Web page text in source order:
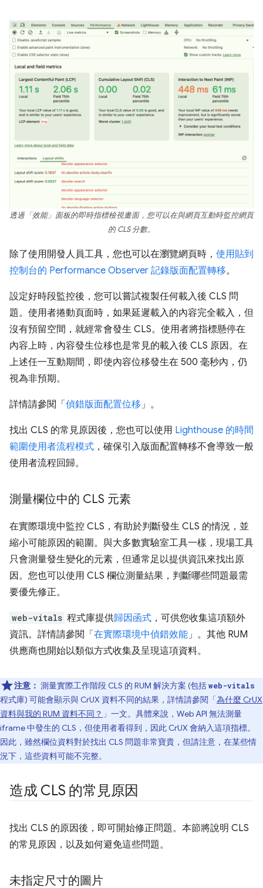
透過「效能」面板的即時指標檢視畫面，您可以在與網頁互動時監控網頁
的 CLS 分數。
除了使用開發人員工具，您也可以在瀏覽網頁時， 使用貼到
控制台的 Performance Observer 記錄版面配置轉移。
設定好時段監控後，您可以嘗試複製任何載入後 CLS 問
題。使用者捲動頁面時，如果延遲載入的內容完全載入，但
沒有預留空間，就經常會發生 CLS。使用者將指標懸停在
內容上時，內容發生位移也是常見的載入後 CLS 原因。在
上述任一互動期間，即使內容位移發生在 500 毫秒內，仍
視為非預期。
詳情請參閱「偵錯版面配置位移 」。
找出 CLS 的常見原因後，您也可以使用 Lighthouse 的時間
範圍使用者流程模式 ，確保引入版面配置轉移不會導致一般
使用者流程回歸。
測量欄位中的 CLS 元素
在實際環境中監控 CLS，有助於判斷發生 CLS 的情況，並
縮小可能原因的範圍。與大多數實驗室工具一樣，現場工具
只會測量發生變化的元素，但通常足以提供資訊來找出原
因。您也可以使用 CLS 欄位測量結果，判斷哪些問題最需
要優先修正。
web-vitals 程式庫提供歸因函式 ，可供您收集這項額外
資訊。詳情請參閱「在實際環境中偵錯效能 」。其他 RUM
供應商也開始以類似方式收集及呈現這項資料。
注意： 測量實際工作階段 CLS 的 RUM 解決方案 (包括web-vitals
程式庫) 可能會顯示與 CrUX 資料不同的結果，詳情請參閱「為什麼 CrUX
資料與我的 RUM 資料不同？ 」一文。具體來說，Web API 無法測量
iframe 中發生的 CLS，但使用者看得到，因此 CrUX 會納入這項指標。
因此，雖然欄位資料對於找出 CLS 問題非常寶貴，但請注意，在某些情
況下，這些資料可能不完整。
造成 CLS 的常見原因
找出 CLS 的原因後，即可開始修正問題。本節將說明 CLS
的常見原因，以及如何避免這些問題。
未指定尺寸的圖片